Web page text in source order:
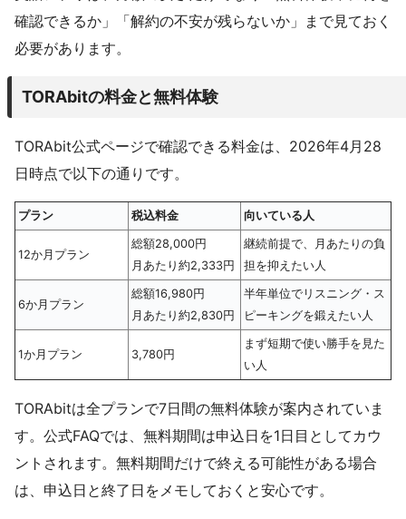
確認できるか」「解約の不安が残らないか」まで見ておく
必要があります。
TORAbitの料金と無料体験
TORAbit公式ページで確認できる料金は、2026年4月28
日時点で以下の通りです。
プラン 税込料金 向いている人
12か月プラン
総額28,000円
月あたり約2,333円
継続前提で、月あたりの負
担を抑えたい人
6か月プラン
総額16,980円
月あたり約2,830円
半年単位でリスニング・ス
ピーキングを鍛えたい人
1か月プラン 3,780円
まず短期で使い勝手を見た
い人
TORAbitは全プランで7日間の無料体験が案内されていま
す。公式FAQでは、無料期間は申込日を1日目としてカウ
ントされます。無料期間だけで終える可能性がある場合
は、申込日と終了日をメモしておくと安心です。